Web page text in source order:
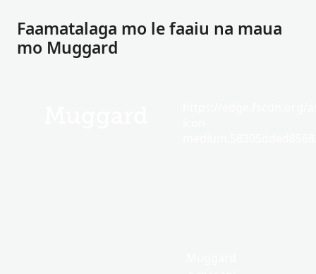
Faamatalaga mo le faaiu na maua
mo Muggard